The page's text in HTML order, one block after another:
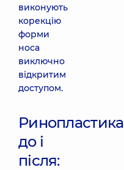
виконують
корекцію
форми
носа
виключно
відкритим
доступом.
Ринопластика
до і
після: